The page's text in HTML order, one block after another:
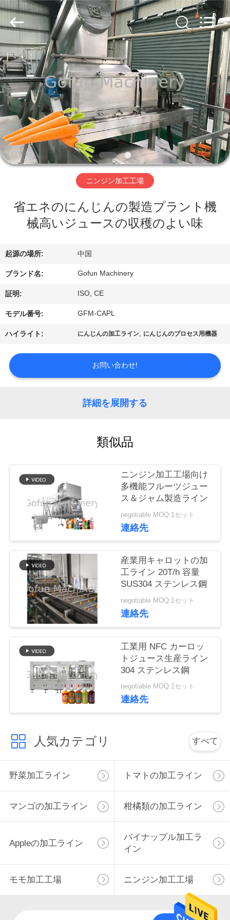
家
プ
ロ
ダ
ク
ビ
オ
私
い
場
質
私
達
連
絡
な
い
2019
-
Shanghai
Gofun
Co.,
Ltd..
All
Rights
Reserved.
ニンジン加工工場
省エネのにんじんの製造プラント機
械高いジュースの収穫のよい味
起源の場所: 中国
ブランド名: Gofun Machinery
証明: ISO, CE
モデル番号: GFM-CAPL
ハイライト: にんじんの加工ライン, にんじんのプロセス用機器
お問い合わせ!
詳細を展開する
類似品
ニンジン加工工場向け
多機能フルーツジュー
ス＆ジャム製造ライン
negotiable MOQ:1セット
連絡先
産業用キャロットの加
工ライン 20T/h 容量
SUS304 ステンレス鋼
negotiable MOQ:1セット
連絡先
工業用 NFC カーロッ
トジュース生産ライン
304 ステンレス鋼
negotiable MOQ:1セット
連絡先
人気カテゴリ すべて
野菜加工ライン トマトの加工ライン
マンゴの加工ライン 柑橘類の加工ライン
Appleの加工ライン
パイナップル加工ラ
イン
モモ加工工場 ニンジン加工工場